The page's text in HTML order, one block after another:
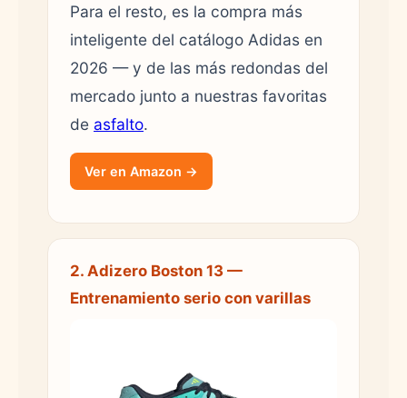
Para el resto, es la compra más
inteligente del catálogo Adidas en
2026 — y de las más redondas del
mercado junto a nuestras favoritas
de asfalto.
Ver en Amazon →
2. Adizero Boston 13 —
Entrenamiento serio con varillas